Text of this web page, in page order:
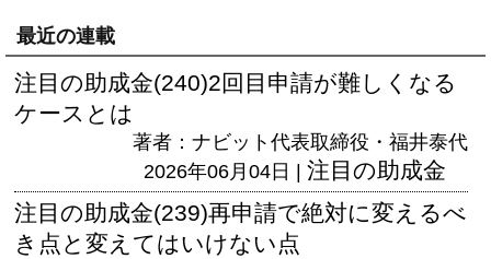
最近の連載
注目の助成金(240)2回目申請が難しくなる
ケースとは
著者：ナビット代表取締役・福井泰代
2026年06月04日 | 注目の助成金
注目の助成金(239)再申請で絶対に変えるべ
き点と変えてはいけない点